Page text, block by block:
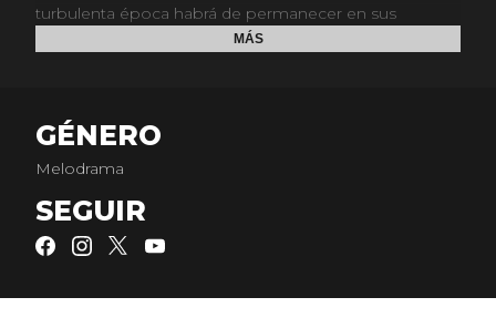
turbulenta época habrá de permanecer en sus
corazones. Al igual que esa promesa de estar siempre
MÁS
GÉNERO
Melodrama
SEGUIR